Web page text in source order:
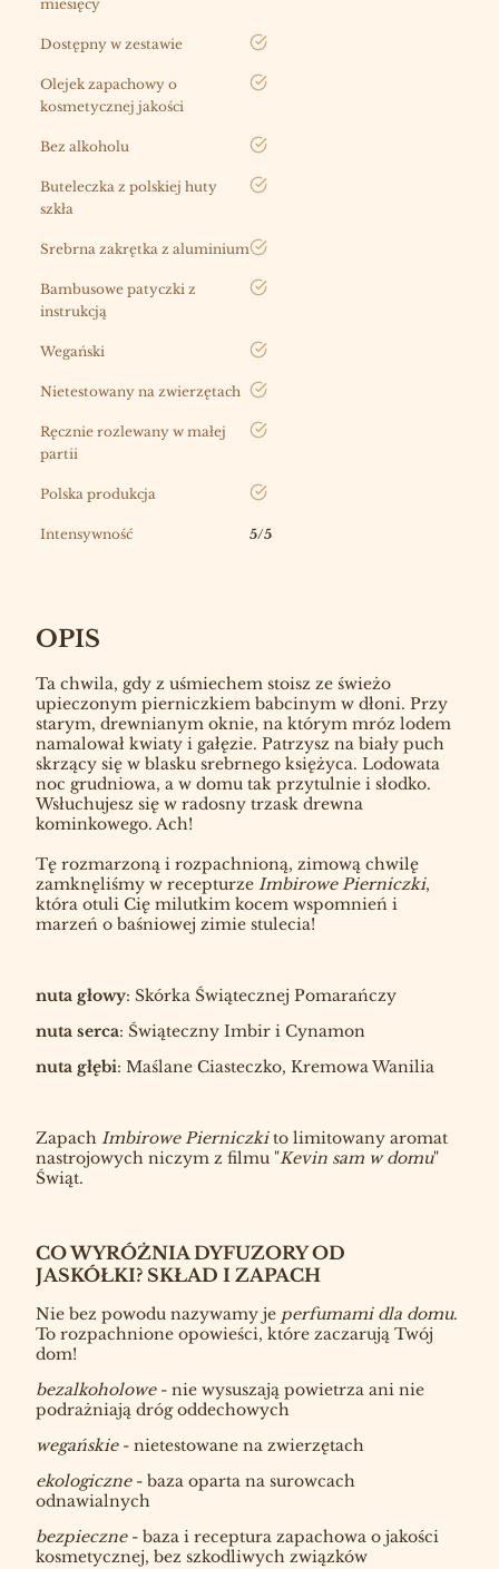
miesięcy
Dostępny w zestawie tak
Olejek zapachowy o
kosmetycznej jakości
tak
Bez alkoholu tak
Buteleczka z polskiej huty
szkła
tak
Srebrna zakrętka z aluminiumtak
Bambusowe patyczki z
instrukcją
tak
Wegański tak
Nietestowany na zwierzętach tak
Ręcznie rozlewany w małej
partii
tak
Polska produkcja tak
Intensywność 5/5
OPIS
Ta chwila, gdy z uśmiechem stoisz ze świeżo
upieczonym pierniczkiem babcinym w dłoni. Przy
starym, drewnianym oknie, na którym mróz lodem
namalował kwiaty i gałęzie. Patrzysz na biały puch
skrzący się w blasku srebrnego księżyca. Lodowata
noc grudniowa, a w domu tak przytulnie i słodko.
Wsłuchujesz się w radosny trzask drewna
kominkowego. Ach!
Tę rozmarzoną i rozpachnioną, zimową chwilę
zamknęliśmy w recepturze Imbirowe Pierniczki,
która otuli Cię milutkim kocem wspomnień i
marzeń o baśniowej zimie stulecia!
nuta głowy: Skórka Świątecznej Pomarańczy
nuta serca: Świąteczny Imbir i Cynamon
nuta głębi: Maślane Ciasteczko, Kremowa Wanilia
Zapach Imbirowe Pierniczkito limitowany aromat
nastrojowych niczym z filmu "Kevin sam w domu"
Świąt.
CO WYRÓŻNIA DYFUZORY OD
JASKÓŁKI? SKŁAD I ZAPACH
Nie bez powodu nazywamy je perfumami dla domu.
To rozpachnione opowieści, które zaczarują Twój
dom!
bezalkoholowe- nie wysuszają powietrza ani nie
podrażniają dróg oddechowych
wegańskie- nietestowane na zwierzętach
ekologiczne- baza oparta na surowcach
odnawialnych
bezpieczne- baza i receptura zapachowa o jakości
kosmetycznej, bez szkodliwych związków